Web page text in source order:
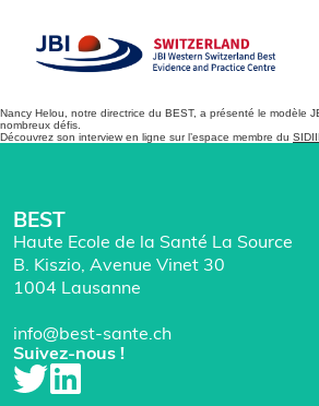
Nancy Helou, notre directrice du BEST, a présenté le modèle
nombreux défis.
Découvrez son interview en ligne sur l’espace membre du
BEST
Haute Ecole de la Santé La Source
B. Kiszio, Avenue Vinet 30
1004 Lausanne
info@best-sante.ch
Suivez-nous !